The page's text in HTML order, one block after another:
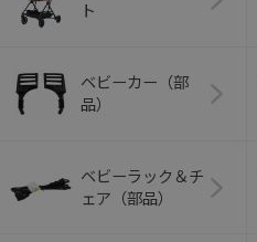
ト
ベビーカー（部
品）
ベビーラック＆チ
ェア（部品）